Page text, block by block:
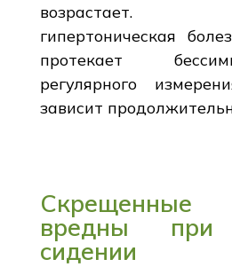
возрастает.
гипертоническая
протекает
регулярного
зависит
вредны при
сидении